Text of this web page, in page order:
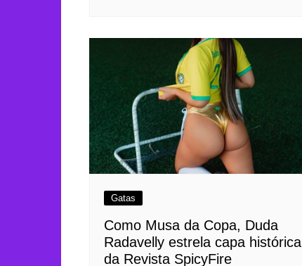
Gatas
Como Musa da Copa, Duda
Radavelly estrela capa histórica
da Revista SpicyFire